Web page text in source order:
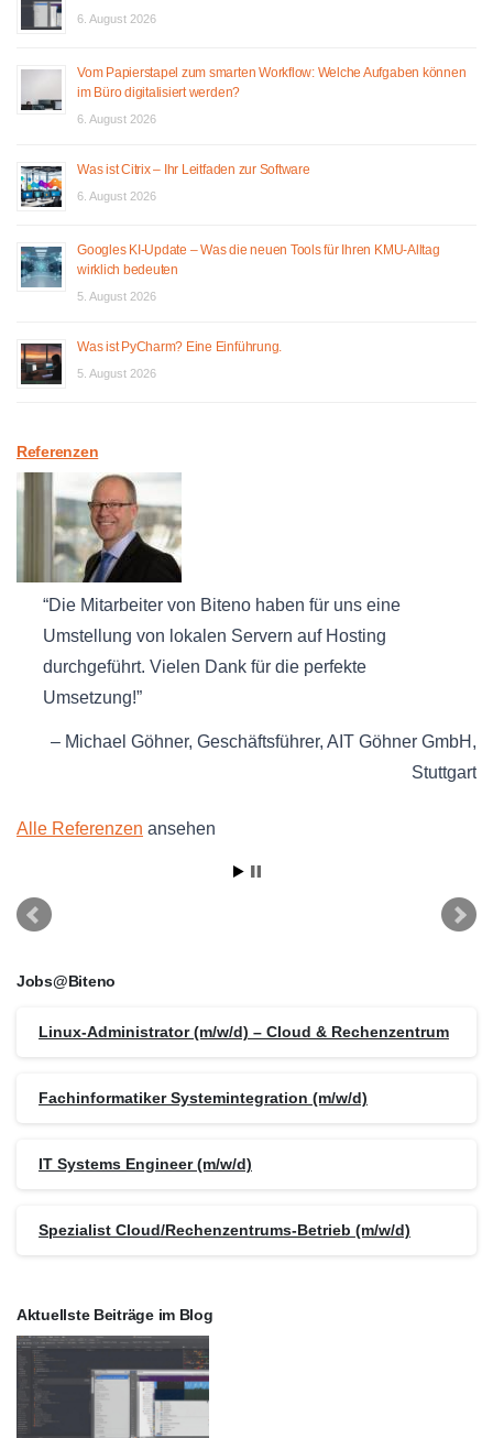
6. August 2026
Vom Papierstapel zum smarten Workflow: Welche Aufgaben können
im Büro digitalisiert werden?
6. August 2026
Was ist Citrix – Ihr Leitfaden zur Software
6. August 2026
Googles KI-Update – Was die neuen Tools für Ihren KMU-Alltag
wirklich bedeuten
5. August 2026
Was ist PyCharm? Eine Einführung.
5. August 2026
Referenzen
Die Mitarbeiter von Biteno haben für uns eine
Umstellung von lokalen Servern auf Hosting
durchgeführt. Vielen Dank für die perfekte
Umsetzung!
Michael Göhner Geschäftsführer AIT Göhner GmbH
Stuttgart
Alle Referenzen ansehen
Jobs@Biteno
Linux-Administrator (m/w/d) – Cloud & Rechenzentrum
Fachinformatiker Systemintegration (m/w/d)
IT Systems Engineer (m/w/d)
Spezialist Cloud/Rechenzentrums-Betrieb (m/w/d)
Aktuellste Beiträge im Blog